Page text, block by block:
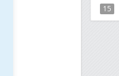
15